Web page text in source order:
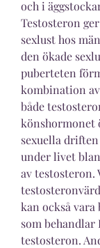
och i
Testosteron
sexlust hos
den ökade
puberteten
kombination
både
könshormonet
sexuella
under livet
av testosteron.
kan också
som behandlar
testosteron.